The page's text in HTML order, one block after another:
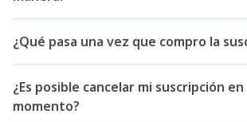
¿Qué pasa una vez que compro la
¿Es posible cancelar mi suscripción
momento?